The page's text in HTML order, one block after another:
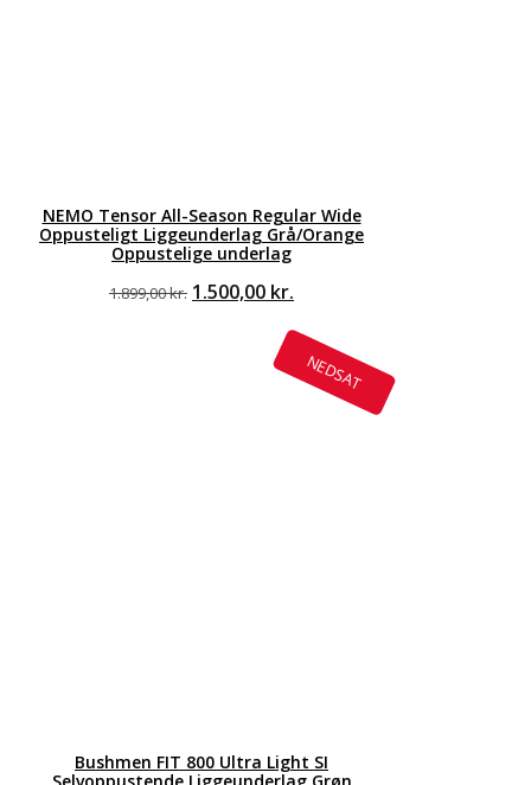
NEMO Tensor All-Season Regular Wide
Oppusteligt Liggeunderlag Grå/Orange
Oppustelige underlag
1.899,00kr. Den
1.899,00 kr..
1.500,00 kr.
pris
er:
1.500,00 kr..
NEDSAT
Bushmen FIT 800 Ultra Light SI